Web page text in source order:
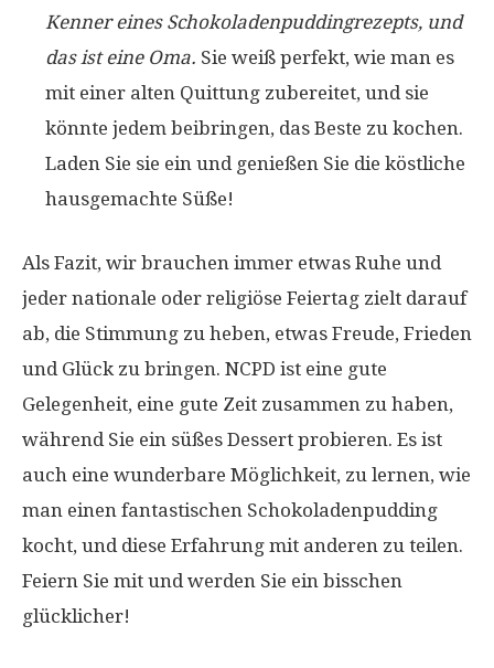
Kenner eines Schokoladenpuddingrezepts, und
das ist eine Oma. Sie weiß perfekt, wie man es
mit einer alten Quittung zubereitet, und sie
könnte jedem beibringen, das Beste zu kochen.
Laden Sie sie ein und genießen Sie die köstliche
hausgemachte Süße!
Als Fazit, wir brauchen immer etwas Ruhe und
jeder nationale oder religiöse Feiertag zielt darauf
ab, die Stimmung zu heben, etwas Freude, Frieden
und Glück zu bringen. NCPD ist eine gute
Gelegenheit, eine gute Zeit zusammen zu haben,
während Sie ein süßes Dessert probieren. Es ist
auch eine wunderbare Möglichkeit, zu lernen, wie
man einen fantastischen Schokoladenpudding
kocht, und diese Erfahrung mit anderen zu teilen.
Feiern Sie mit und werden Sie ein bisschen
glücklicher!